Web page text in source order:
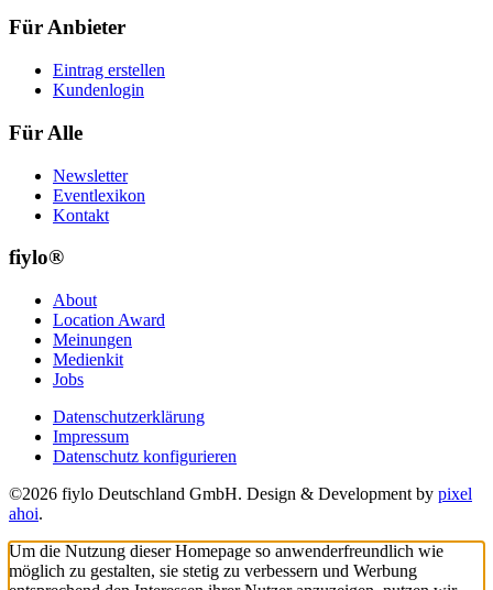
Für Anbieter
Eintrag erstellen
Kundenlogin
Für Alle
Newsletter
Eventlexikon
Kontakt
fiylo®
About
Location Award
Meinungen
Medienkit
Jobs
Datenschutzerklärung
Impressum
Datenschutz konfigurieren
©2026 fiylo Deutschland GmbH. Design & Development by pixel
ahoi.
Um die Nutzung dieser Homepage so anwenderfreundlich wie
möglich zu gestalten, sie stetig zu verbessern und Werbung